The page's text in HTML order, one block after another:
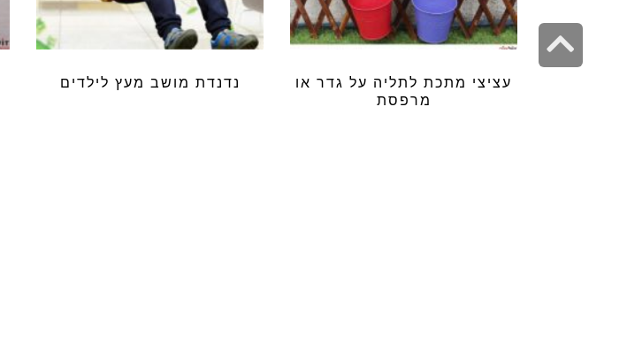
עציצי מתכת לתליה על גדר או
מרפסת
נדנדת מושב מעץ לילדים
גלילה
לראש